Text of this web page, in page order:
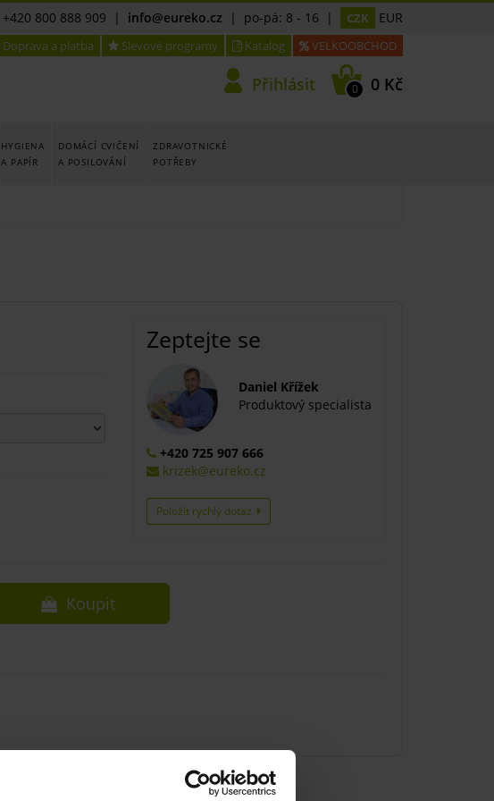
+420 800 888 909 | info@eureko.cz | po-pá: 8 - 16 | CZK EUR
Doprava a platba Slevové programy Katalog VELKOOBCHOD
Přihlásit 0 0 Kč
HYGIENA
A PAPÍR
DOMÁCÍ CVIČENÍ
A POSILOVÁNÍ
ZDRAVOTNICKÉ
POTŘEBY
Zeptejte se
Daniel Křížek
Produktový specialista
+420 725 907 666
krizek@eureko.cz
Položit rychlý dotaz
Koupit